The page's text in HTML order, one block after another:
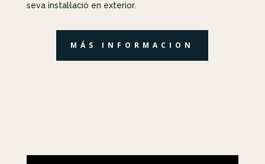
seva instal·lació en exterior.
MÁS INFORMACION